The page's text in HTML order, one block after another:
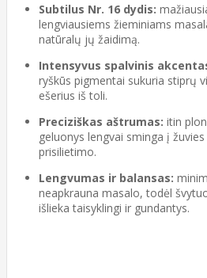
Subtilus Nr. 16 dydis:
lengviausiems žieminiams
natūralų jų žaidimą.
Intensyvus spalvinis
ryškūs pigmentai sukuria stiprų
ešerius iš toli.
Preciziškas aštrumas: itin
geluonys lengvai sminga į
prisilietimo.
Lengvumas ir balansas:
neapkrauna masalo, todėl
išlieka taisyklingi ir gundantys.